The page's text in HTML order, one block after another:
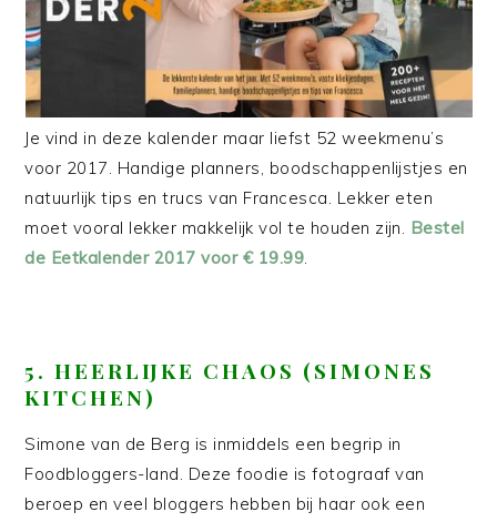
Je vind in deze kalender maar liefst 52 weekmenu’s
voor 2017. Handige planners, boodschappenlijstjes en
natuurlijk tips en trucs van Francesca. Lekker eten
moet vooral lekker makkelijk vol te houden zijn. Bestel
de Eetkalender 2017 voor € 19.99.
5. HEERLIJKE CHAOS (SIMONES
KITCHEN)
Simone van de Berg is inmiddels een begrip in
Foodbloggers-land. Deze foodie is fotograaf van
beroep en veel bloggers hebben bij haar ook een